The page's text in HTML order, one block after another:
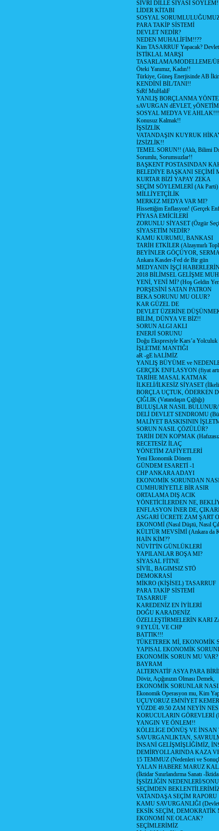
SİVRİ DİLLE SİYASİ
LİDER KİTABI
SOSYAL
PARA TAKİP SİSTEMİ
DEVLET NEDİR?
NEDEN MUHALİFİM!!??
Kim TASARRUF Yapacak? Devlet
İSTİKLAL MARŞI
TASARLAMA/MODELLEME/
Öteki Yanımız, Kadın!!
Türkiye, Güneş Enerjisinde AB
KENDİNİ BİL/TANI!!
SıRf MuHaliF
YANLIŞ BORÇLANMA
sAVURGAN dEVLET,
SOSYAL MEDYA VE AHLAK!!!
Konusuz Kalmak!!
İŞSİZLİK
VATANDAŞIN KUYRUK
İZSİZLİK!!
TEMEL SORUN!! (Aklı, Bilimi
Sorumlu, Sorumsuzlar!!
BAŞKENT POSTASINDAN
BELEDİYE BAŞKANI SEÇİMİ
KURTAR BİZİ YAPAY ZEKA
SEÇİM SÖYLEMLERİ (Ak Parti)
MİLLİYETÇİLİK
MERKEZ MEDYA VAR MI?
Hissettiğim Enflasyon! (Gerçek
PİYASA EMİCİLERİ
ZORUNLU SİYASET (Özgür
SİYASETİM NEDİR?
KAMU KURUMU, BANKASI
TARİH ETKİLER (Alzaymırlı
BEYİNLER GÖÇÜYOR,
Ankara Kasder-Fed de Bir gün
MEDYANIN İŞÇİ
2018 BİLİMSEL GELİŞME
YENİ, YENİ Mİ? (Hoş Geldin
PORŞESİNİ SATAN PATRON
BEKA SORUNU MU OLUR?
KAR GÜZEL DE
DEVLET ÜZERİNE
BİLİM, DÜNYA VE BİZ!!
SORUN ALGI AKLI
ENERJİ SORUNU
Doğu Ekspresiyle Kars’a Yolculuk
İŞLETME MANTIĞI
aR -gE hALİMİZ
YANLIŞ BÜYÜME ve
GERÇEK ENFLASYON (fiyat
TARİHE MASAL KATMAK
İLKELİ/İLKESİZ SİYASET
BORÇLA UÇTUK, ÖDERKEN
ÇIĞLIK (Vatandaşın Çığlığı)
BULUŞLAR NASIL
DELİ DEVLET SENDROMU
MALİYET BASKISININ
SORUN NASIL ÇÖZÜLÜR?
TARİH DEN KOPMAK
RECETESİZ İLAÇ
YÖNETİM ZAFİYETLERİ
Yeni Ekonomik Dönem
GÜNDEM ESARETİ -1
CHP ANKARA ADAYI
EKONOMİK SORUNDAN
CUMHURİYETLE BİR ASIR
ORTALAMA DIŞ ACIK
YÖNETİCİLERDEN NE,
ENFLASYON İNER DE,
ASGARİ ÜCRETE ZAM ŞART
EKONOMİ (Nasıl Düştü, Nasıl
KÜLTÜR MEVSİMİ (Ankara da
HAİN KİM??
NÜVİT'İN GÜNLÜKLERİ
YAPILANLAR BOŞA MI?
SİYASAL FİTNE
SİVİL, BAGIMSIZ STÖ
DEMOKRASİ
MİKRO (KİŞİSEL) TASARRUF
PARA TAKİP SİSTEMİ
TASARRUF
KAREDENİZ EN İYİLERİ
DOĞU KARADENİZ
ÖZELLEŞTİRMELERİN KARI
9 EYLÜL VE CHP
BATTIK!!!
TÜKETEREK Mİ, EKONOMİK
YAPISAL EKONOMİK
EKONOMİK SORUN MU VAR?
BAYRAM
ALTERNATİF ASYA PARA
Döviz, Açığınızın Olması Demek,
EKONOMİK SORUNLAR
Ekonomik Operasyon mu, Kim
UÇUYORUZ EMNİYET
YÜZDE 49.50 ZAM NEYİN
KORUCULARIN GÖREVLERİ
YANGIN VE ÖNLEM!!
KÖLELİGE DÖNÜŞ VE İNSAN
SAVURGANLIKTAN,
İNSANİ GELİŞMİŞLİĞİMİZ,
DEMİRYOLLARINDA KAZA
15 TEMMUZ (Nedenleri ve
YALAN HABERE MARUZ
(İktidar Sınırlandırma Sanatı -
İŞSİZLİĞİN NEDENLERİ/
SEÇİMDEN
VATANDAŞA SEÇİM RAPORU
KAMU SAVURGANLIĞI (Devlet
EKSİK SEÇİM, DEMOKRATİK
EKONOMİ NE OLACAK?
SEÇİMLERİMİZ